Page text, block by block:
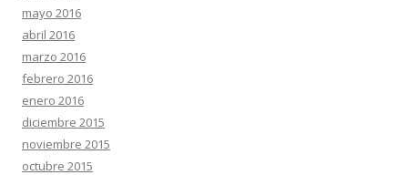
mayo 2016
abril 2016
marzo 2016
febrero 2016
enero 2016
diciembre 2015
noviembre 2015
octubre 2015